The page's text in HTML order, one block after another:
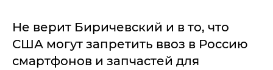
Не верит Биричевский и в то, что
США могут запретить ввоз в Россию
смартфонов и запчастей для